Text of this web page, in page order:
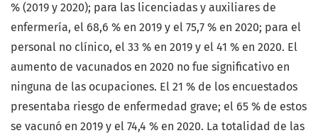
% (2019 y 2020); para las licenciadas y auxiliares de
enfermería, el 68,6 % en 2019 y el 75,7 % en 2020; para el
personal no clínico, el 33 % en 2019 y el 41 % en 2020. El
aumento de vacunados en 2020 no fue significativo en
ninguna de las ocupaciones. El 21 % de los encuestados
presentaba riesgo de enfermedad grave; el 65 % de estos
se vacunó en 2019 y el 74,4 % en 2020. La totalidad de las